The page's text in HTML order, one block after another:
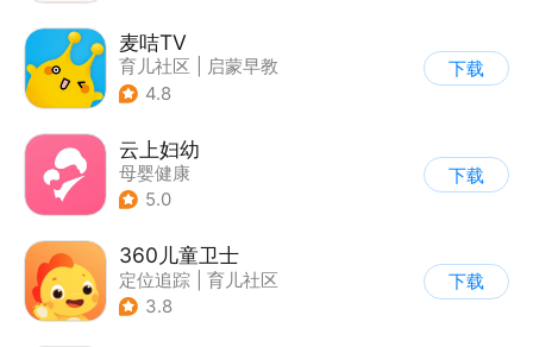
麦咭TV
育儿社区
启蒙早教
4.8
下载
云上妇幼
母婴健康
5.0
下载
360儿童卫士
定位追踪
育儿社区
3.8
下载